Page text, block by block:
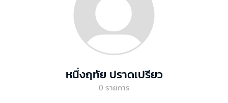
หนึ่งฤทัย ปราดเปรียว
0 รายการ